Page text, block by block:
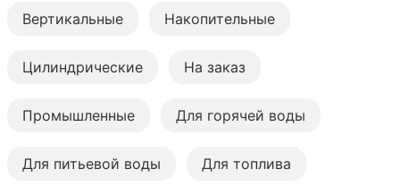
Вертикальные Накопительные
Цилиндрические На заказ
Промышленные Для горячей воды
Для питьевой воды Для топлива